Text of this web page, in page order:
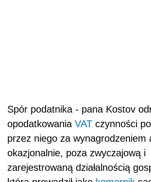
fizyczna, która jest podatnikiem
związku ze swoją działalnością
komornika, powinna być uznana
względem każdej innej aktywności
gospodarczej wykonywanej